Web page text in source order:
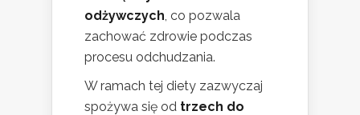
odżywczych, co pozwala
zachować zdrowie podczas
procesu odchudzania.
W ramach tej diety zazwyczaj
spożywa się od trzech do